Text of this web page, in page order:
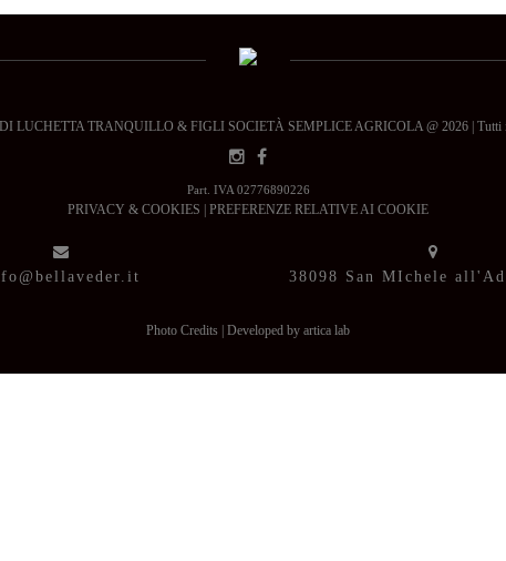
LUCHETTA TRANQUILLO & FIGLI SOCIETÀ SEMPLICE AGRICOLA @ 2026 | Tutti
Part. IVA 02776890226
PRIVACY & COOKIES PREFERENZE RELATIVE AI COOKIE
38098 San MIchele
Photo Credits Developed by artica lab